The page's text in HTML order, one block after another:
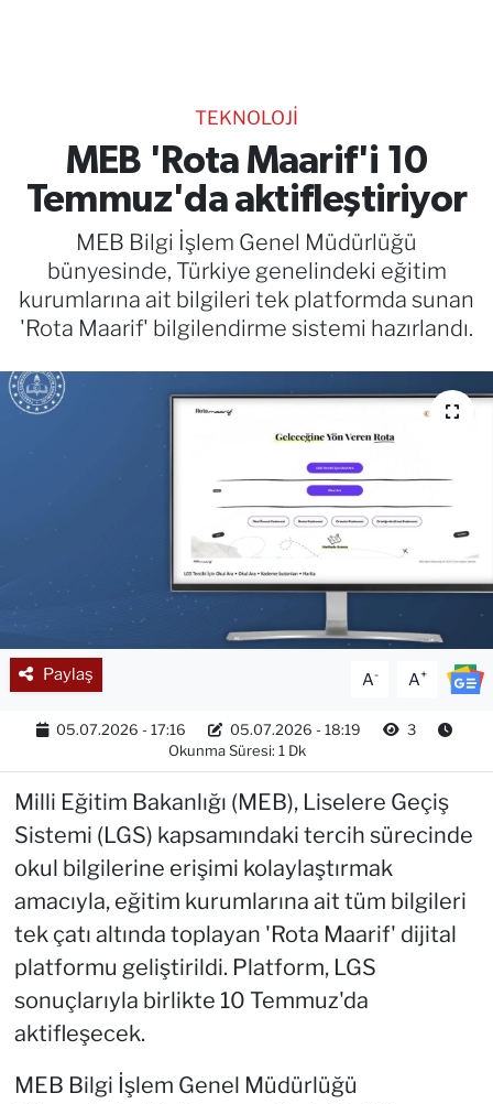
TEKNOLOJİ
MEB 'Rota Maarif'i 10
Temmuz'da aktifleştiriyor
MEB Bilgi İşlem Genel Müdürlüğü
bünyesinde, Türkiye genelindeki eğitim
kurumlarına ait bilgileri tek platformda sunan
'Rota Maarif' bilgilendirme sistemi hazırlandı.
Paylaş A- A+
05.07.2026 - 17:16 05.07.2026 - 18:19
3
Okunma Süresi: 1 Dk
Milli Eğitim Bakanlığı (MEB), Liselere Geçiş
Sistemi (LGS) kapsamındaki tercih sürecinde
okul bilgilerine erişimi kolaylaştırmak
amacıyla, eğitim kurumlarına ait tüm bilgileri
tek çatı altında toplayan 'Rota Maarif' dijital
platformu geliştirildi. Platform, LGS
sonuçlarıyla birlikte 10 Temmuz'da
aktifleşecek.
MEB Bilgi İşlem Genel Müdürlüğü
RESMİ İLANLAR
Gencsesfm Canlı Dinle